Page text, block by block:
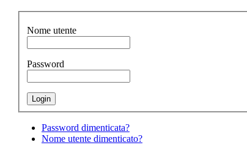
Nome utente
Password
Password dimenticata?
Nome utente dimenticato?